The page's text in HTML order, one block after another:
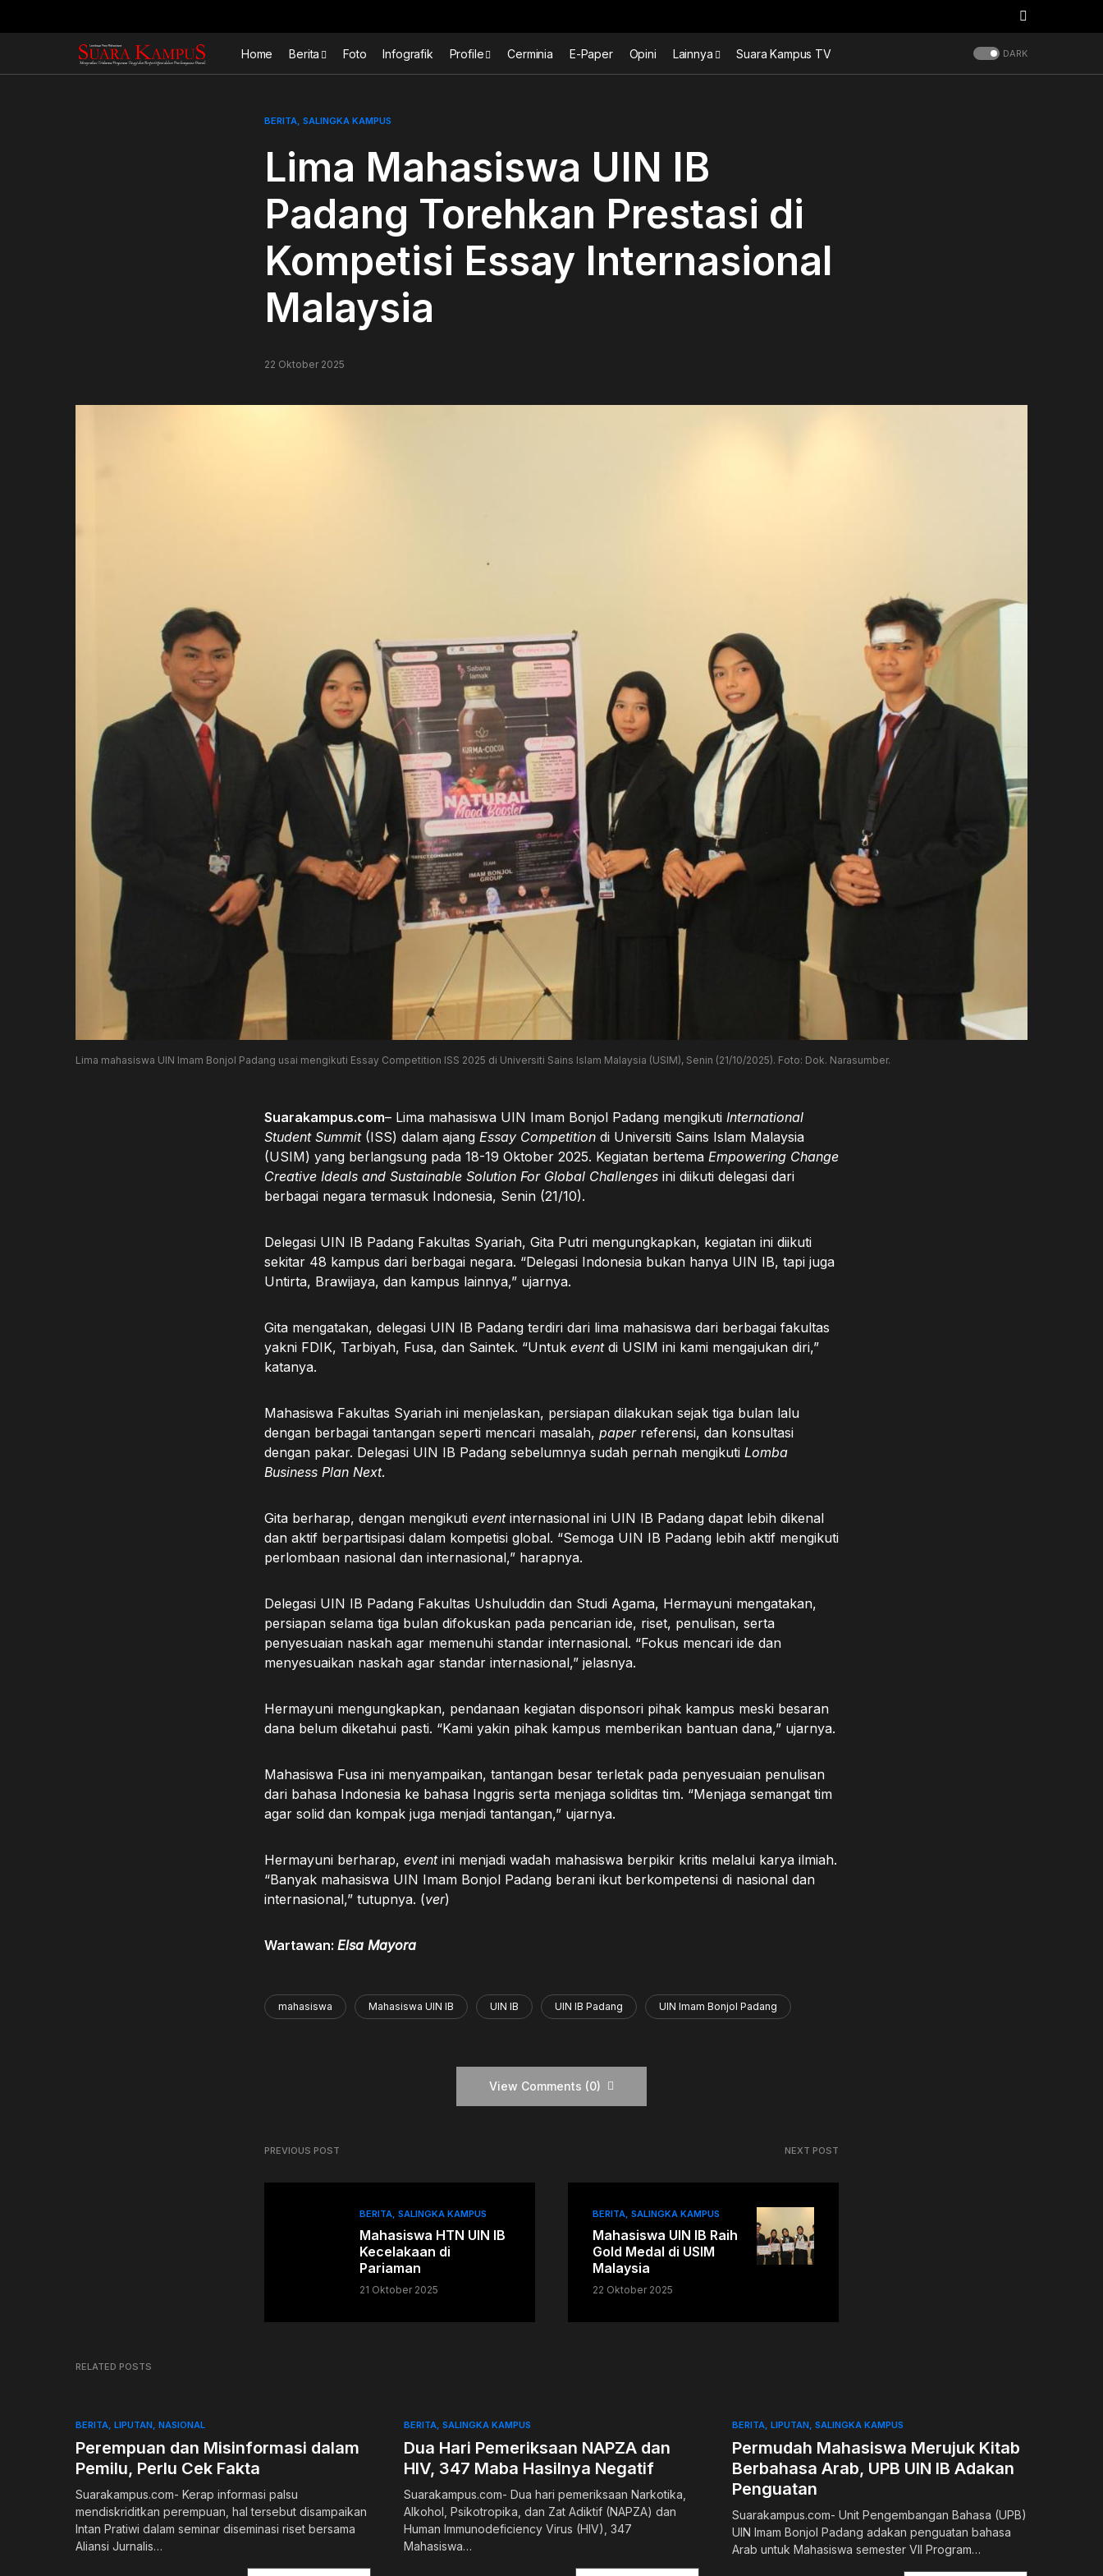
Home Berita Foto Infografik Profile Cerminia E-Paper Opini Lainnya Suara Kampus TV DARK
BERITA SALINGKA KAMPUS
Lima Mahasiswa UIN IB
Padang Torehkan Prestasi di
Kompetisi Essay Internasional
Malaysia
22 Oktober 2025
Lima mahasiswa UIN Imam Bonjol Padang usai mengikuti Essay Competition ISS 2025 di Universiti Sains Islam Malaysia (USIM), Senin (21/10/2025). Foto: Dok. Narasumber.
Suarakampus.com– Lima mahasiswa UIN Imam Bonjol Padang mengikuti International
Student Summit(ISS) dalam ajang Essay Competition di Universiti Sains Islam Malaysia
(USIM) yang berlangsung pada 18-19 Oktober 2025. Kegiatan bertema Empowering Change
Creative Ideals and Sustainable Solution For Global Challenges ini diikuti delegasi dari
berbagai negara termasuk Indonesia, Senin (21/10).
Delegasi UIN IB Padang Fakultas Syariah, Gita Putri mengungkapkan, kegiatan ini diikuti
sekitar 48 kampus dari berbagai negara. “Delegasi Indonesia bukan hanya UIN IB, tapi juga
Untirta, Brawijaya, dan kampus lainnya,” ujarnya.
Gita mengatakan, delegasi UIN IB Padang terdiri dari lima mahasiswa dari berbagai fakultas
yakni FDIK, Tarbiyah, Fusa, dan Saintek. “Untuk eventdi USIM ini kami mengajukan diri,”
katanya.
Mahasiswa Fakultas Syariah ini menjelaskan, persiapan dilakukan sejak tiga bulan lalu
dengan berbagai tantangan seperti mencari masalah, paperreferensi, dan konsultasi
dengan pakar. Delegasi UIN IB Padang sebelumnya sudah pernah mengikuti Lomba
Business Plan Next.
Gita berharap, dengan mengikuti eventinternasional ini UIN IB Padang dapat lebih dikenal
dan aktif berpartisipasi dalam kompetisi global. “Semoga UIN IB Padang lebih aktif mengikuti
perlombaan nasional dan internasional,” harapnya.
Delegasi UIN IB Padang Fakultas Ushuluddin dan Studi Agama, Hermayuni mengatakan,
persiapan selama tiga bulan difokuskan pada pencarian ide, riset, penulisan, serta
penyesuaian naskah agar memenuhi standar internasional. “Fokus mencari ide dan
menyesuaikan naskah agar standar internasional,” jelasnya.
Hermayuni mengungkapkan, pendanaan kegiatan disponsori pihak kampus meski besaran
dana belum diketahui pasti. “Kami yakin pihak kampus memberikan bantuan dana,” ujarnya.
Mahasiswa Fusa ini menyampaikan, tantangan besar terletak pada penyesuaian penulisan
dari bahasa Indonesia ke bahasa Inggris serta menjaga soliditas tim. “Menjaga semangat tim
agar solid dan kompak juga menjadi tantangan,” ujarnya.
Hermayuni berharap, eventini menjadi wadah mahasiswa berpikir kritis melalui karya ilmiah.
“Banyak mahasiswa UIN Imam Bonjol Padang berani ikut berkompetensi di nasional dan
internasional,” tutupnya. (ver)
Wartawan: Elsa Mayora
mahasiswa Mahasiswa UIN IB UIN IB UIN IB Padang UIN Imam Bonjol Padang
View Comments (0)
PREVIOUS POST
BERITA SALINGKA KAMPUS
Mahasiswa HTN UIN IB
Kecelakaan di
Pariaman
21 Oktober 2025
NEXT POST
BERITA SALINGKA KAMPUS
Mahasiswa UIN IB Raih
Gold Medal di USIM
Malaysia
22 Oktober 2025
RELATED POSTS
BERITA LIPUTAN NASIONAL
Perempuan dan Misinformasi dalam
Pemilu, Perlu Cek Fakta
Suarakampus.com- Kerap informasi palsu
mendiskriditkan perempuan, hal tersebut disampaikan
Intan Pratiwi dalam seminar diseminasi riset bersama
Aliansi Jurnalis…
BERITA SALINGKA KAMPUS
Dua Hari Pemeriksaan NAPZA dan
HIV, 347 Maba Hasilnya Negatif
Suarakampus.com- Dua hari pemeriksaan Narkotika,
Alkohol, Psikotropika, dan Zat Adiktif (NAPZA) dan
Human Immunodeficiency Virus (HIV), 347
Mahasiswa…
BERITA LIPUTAN SALINGKA KAMPUS
Permudah Mahasiswa Merujuk Kitab
Berbahasa Arab, UPB UIN IB Adakan
Penguatan
Suarakampus.com- Unit Pengembangan Bahasa (UPB)
UIN Imam Bonjol Padang adakan penguatan bahasa
Arab untuk Mahasiswa semester VII Program…